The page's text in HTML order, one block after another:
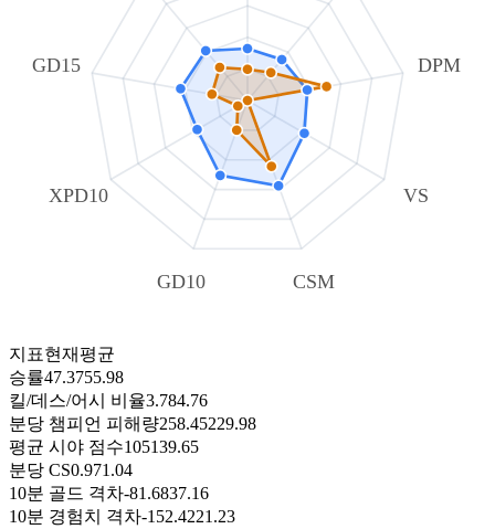
DPM
VS
CSM
GD10
XPD10
GD15
지표현재평균
승률47.3755.98
킬/데스/어시 비율3.784.76
분당 챔피언 피해량258.45229.98
평균 시야 점수105139.65
분당 CS0.971.04
10분 골드 격차-81.6837.16
10분 경험치 격차-152.4221.23